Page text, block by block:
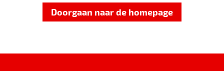
Doorgaan naar de homepage